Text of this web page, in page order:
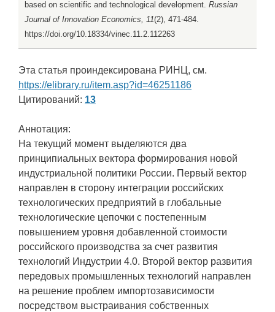
based on scientific and technological development. Russian
Journal of Innovation Economics, 11(2), 471-484.
https://doi.org/10.18334/vinec.11.2.112263
Эта статья проиндексирована РИНЦ, см.
https://elibrary.ru/item.asp?id=46251186
Цитирований: 13
Аннотация:
На текущий момент выделяются два
принципиальных вектора формирования новой
индустриальной политики России. Первый вектор
направлен в сторону интеграции российских
технологических предприятий в глобальные
технологические цепочки с постепенным
повышением уровня добавленной стоимости
российского производства за счет развития
технологий Индустрии 4.0. Второй вектор развития
передовых промышленных технологий направлен
на решение проблем импортозависимости
посредством выстраивания собственных